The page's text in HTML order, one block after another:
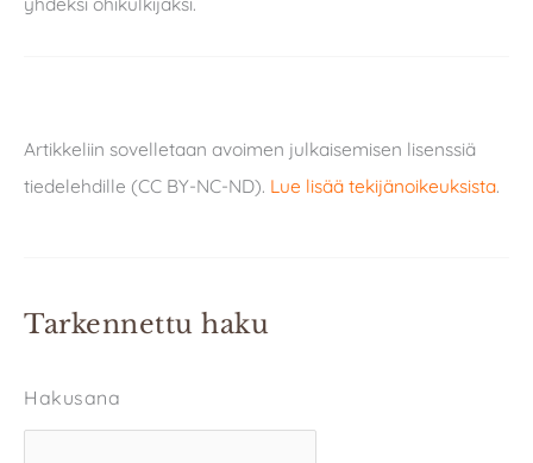
Artikkeliin sovelletaan avoimen julkaisemisen lisenssiä
tiedelehdille (CC BY-NC-ND). Lue lisää tekijänoikeuksista.
Tarkennettu haku
Hakusana